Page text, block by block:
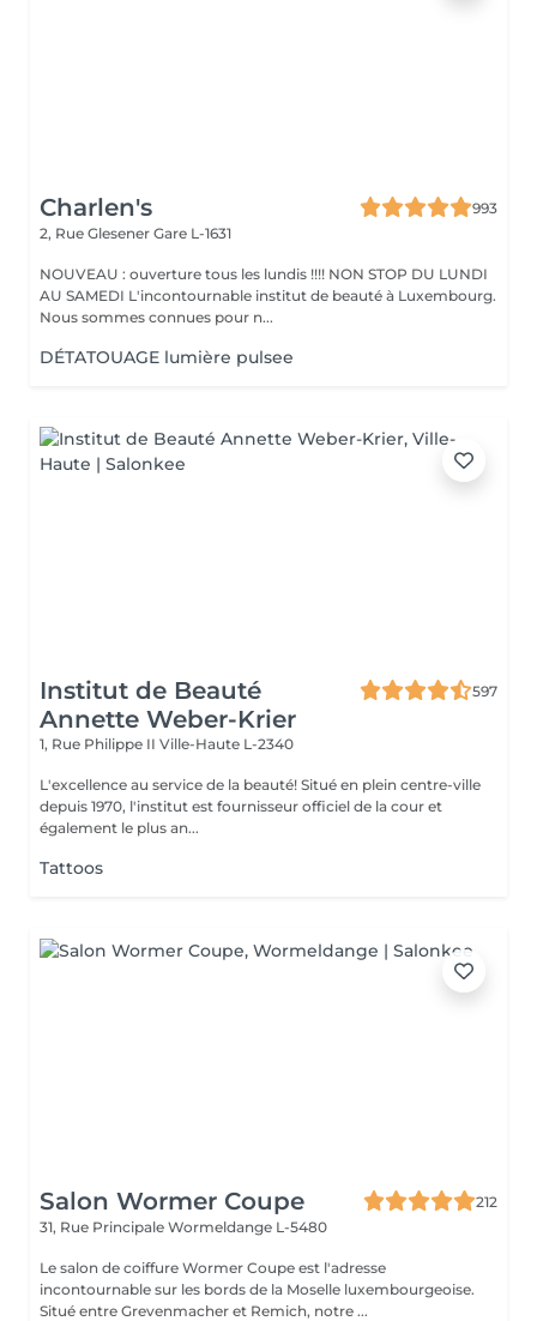
Charlen's
993
2, Rue Glesener Gare L-1631
NOUVEAU : ouverture tous les lundis !!!! NON STOP DU LUNDI
AU SAMEDI L'incontournable institut de beauté à Luxembourg.
Nous sommes connues pour n...
DÉTATOUAGE lumière pulsee
Institut de Beauté
Annette Weber-Krier
597
1, Rue Philippe II Ville-Haute L-2340
L'excellence au service de la beauté! Situé en plein centre-ville
depuis 1970, l'institut est fournisseur officiel de la cour et
également le plus an...
Tattoos
Salon Wormer Coupe
212
31, Rue Principale Wormeldange L-5480
Le salon de coiffure Wormer Coupe est l'adresse
incontournable sur les bords de la Moselle luxembourgeoise.
Situé entre Grevenmacher et Remich, notre ...